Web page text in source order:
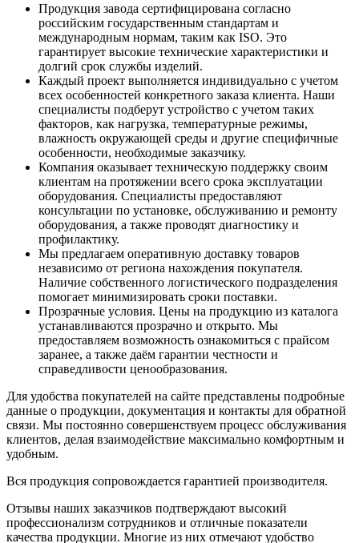
Продукция завода сертифицирована согласно
российским государственным стандартам и
международным нормам, таким как ISO. Это
гарантирует высокие технические характеристики и
долгий срок службы изделий.
Каждый проект выполняется индивидуально с учетом
всех особенностей конкретного заказа клиента. Наши
специалисты подберут устройство с учетом таких
факторов, как нагрузка, температурные режимы,
влажность окружающей среды и другие специфичные
особенности, необходимые заказчику.
Компания оказывает техническую поддержку своим
клиентам на протяжении всего срока эксплуатации
оборудования. Специалисты предоставляют
консультации по установке, обслуживанию и ремонту
оборудования, а также проводят диагностику и
профилактику.
Мы предлагаем оперативную доставку товаров
независимо от региона нахождения покупателя.
Наличие собственного логистического подразделения
помогает минимизировать сроки поставки.
Прозрачные условия. Цены на продукцию из каталога
устанавливаются прозрачно и открыто. Мы
предоставляем возможность ознакомиться с прайсом
заранее, а также даём гарантии честности и
справедливости ценообразования.
Для удобства покупателей на сайте представлены подробные
данные о продукции, документация и контакты для обратной
связи. Мы постоянно совершенствуем процесс обслуживания
клиентов, делая взаимодействие максимально комфортным и
удобным.
Вся продукция сопровождается гарантией производителя.
Отзывы наших заказчиков подтверждают высокий
профессионализм сотрудников и отличные показатели
качества продукции. Многие из них отмечают удобство